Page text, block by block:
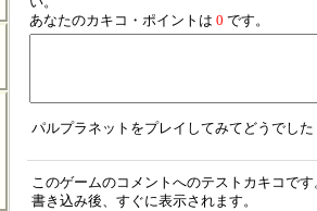
あなたのカキコ・ポイントは 0 です。
パルプラネットをプレイしてみてどうでした
このゲームのコメントへのテストカキコです
書き込み後、すぐに表示されます。